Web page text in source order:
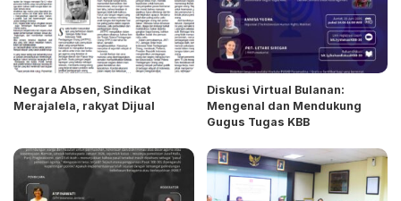
Negara Absen, Sindikat
Merajalela, rakyat Dijual
Diskusi Virtual Bulanan:
Mengenal dan Mendukung
Gugus Tugas KBB